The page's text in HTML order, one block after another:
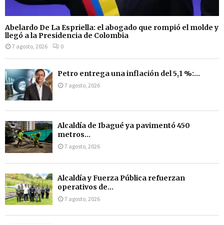
Abelardo De La Espriella: el abogado que rompió el molde y
llegó a la Presidencia de Colombia
7 agosto, 2026 0
Petro entrega una inflación del 5,1 %:...
7 agosto, 2026
Alcaldía de Ibagué ya pavimentó 450
metros...
7 agosto, 2026
Alcaldía y Fuerza Pública refuerzan
operativos de...
7 agosto, 2026